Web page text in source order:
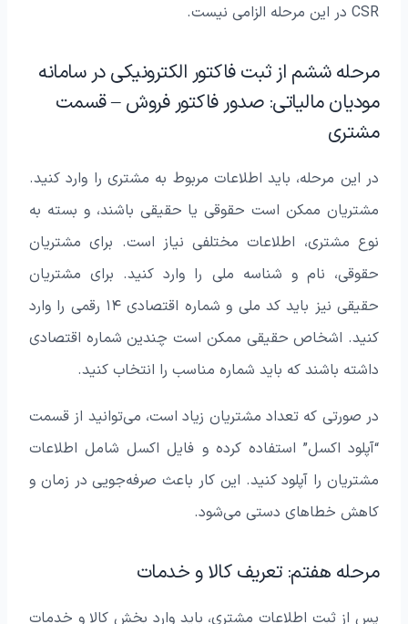
CSR در این مرحله الزامی نیست.
مرحله ششم از ثبت فاکتور الکترونیکی در سامانه
مودیان مالیاتی: صدور فاکتور فروش – قسمت
مشتری
در این مرحله، باید اطلاعات مربوط به مشتری را وارد کنید.
مشتریان ممکن است حقوقی یا حقیقی باشند، و بسته به
نوع مشتری، اطلاعات مختلفی نیاز است. برای مشتریان
حقوقی، نام و شناسه ملی را وارد کنید. برای مشتریان
حقیقی نیز باید کد ملی و شماره اقتصادی ۱۴ رقمی را وارد
کنید. اشخاص حقیقی ممکن است چندین شماره اقتصادی
داشته باشند که باید شماره مناسب را انتخاب کنید.
در صورتی که تعداد مشتریان زیاد است، می‌توانید از قسمت
“آپلود اکسل” استفاده کرده و فایل اکسل شامل اطلاعات
مشتریان را آپلود کنید. این کار باعث صرفه‌جویی در زمان و
کاهش خطاهای دستی می‌شود.
مرحله هفتم: تعریف کالا و خدمات
پس از ثبت اطلاعات مشتری، باید وارد بخش کالا و خدمات